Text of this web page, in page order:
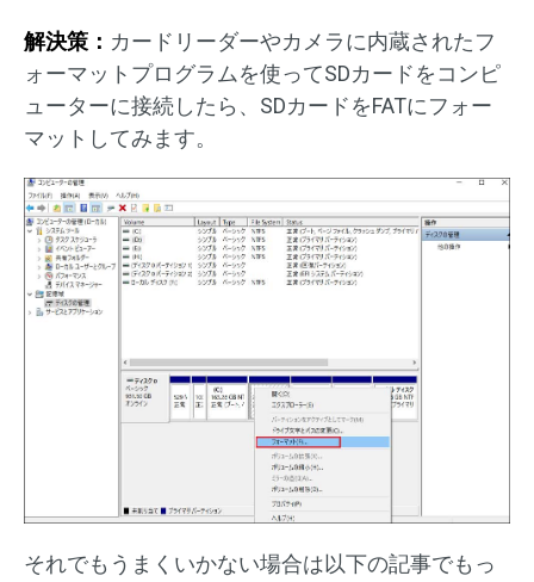
解決策： カードリーダーやカメラに内蔵されたフ
ォーマットプログラムを使ってSDカードをコンピ
ューターに接続したら、SDカードをFATにフォー
マットしてみます。
それでもうまくいかない場合は以下の記事でもっ